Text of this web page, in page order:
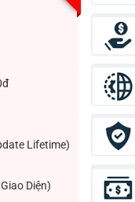
Lifetime)
Diện)